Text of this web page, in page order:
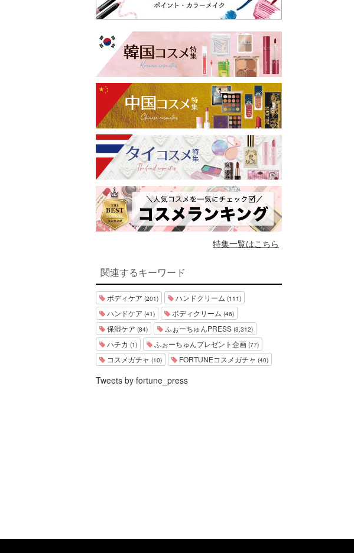
特集一覧はこちら
関連するキーワード
ボディケア (201) ハンドクリーム (111)
ハンドケア (41) ボディクリーム (46)
保湿ケア (84) ふぉーちゅんPRESS (3,312)
ハチカ (1) ふぉーちゅんプレゼント企画 (77)
コスメガチャ (10) FORTUNEコスメガチャ (40)
Tweets by fortune_press